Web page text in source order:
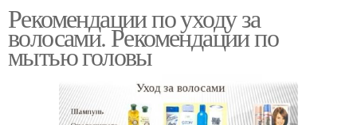
Рекомендации по уходу за
волосами. Рекомендации по
мытью головы